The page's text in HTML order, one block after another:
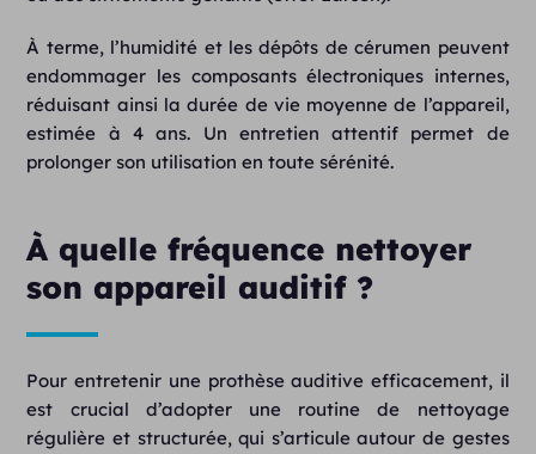
À terme, l’humidité et les dépôts de cérumen peuvent
endommager les composants électroniques internes,
réduisant ainsi la durée de vie moyenne de l’appareil,
estimée à 4 ans. Un entretien attentif permet de
prolonger son utilisation en toute sérénité.
À quelle fréquence nettoyer
son appareil auditif ?
Pour entretenir une prothèse auditive efficacement, il
est crucial d’adopter une routine de nettoyage
régulière et structurée, qui s’articule autour de gestes